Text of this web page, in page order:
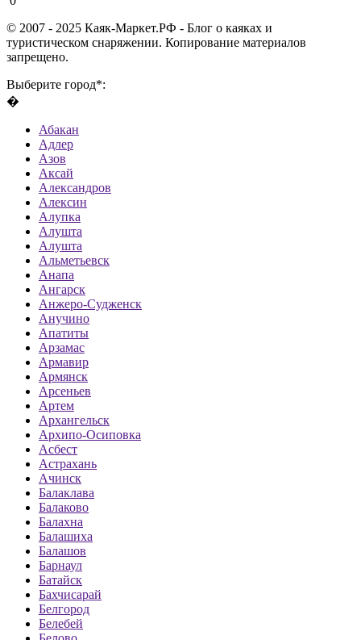
© 2007 - 2025 Каяк-Маркет.РФ - Блог о каяках и
туристическом снаряжении. Копирование материалов
запрещено.
Выберите город*:
�
Абакан
Адлер
Азов
Аксай
Александров
Алексин
Алупка
Алушта
Алушта
Альметьевск
Анапа
Ангарск
Анжеро-Судженск
Анучино
Апатиты
Арзамас
Армавир
Армянск
Арсеньев
Артем
Архангельск
Архипо-Осиповка
Асбест
Астрахань
Ачинск
Балаклава
Балаково
Балахна
Балашиха
Балашов
Барнаул
Батайск
Бахчисарай
Белгород
Белебей